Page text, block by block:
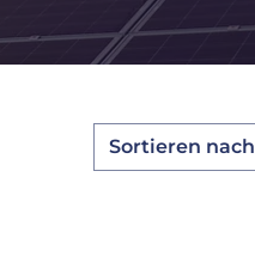
Sortieren nach